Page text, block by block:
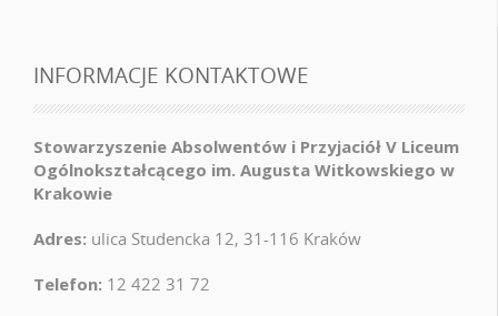
INFORMACJE KONTAKTOWE
Stowarzyszenie Absolwentów i Przyjaciół V Liceum
Ogólnokształcącego im. Augusta Witkowskiego w
Krakowie
Adres: ulica Studencka 12, 31-116 Kraków
Telefon: 12 422 31 72